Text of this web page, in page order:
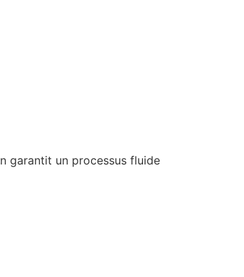
garantit un processus fluide